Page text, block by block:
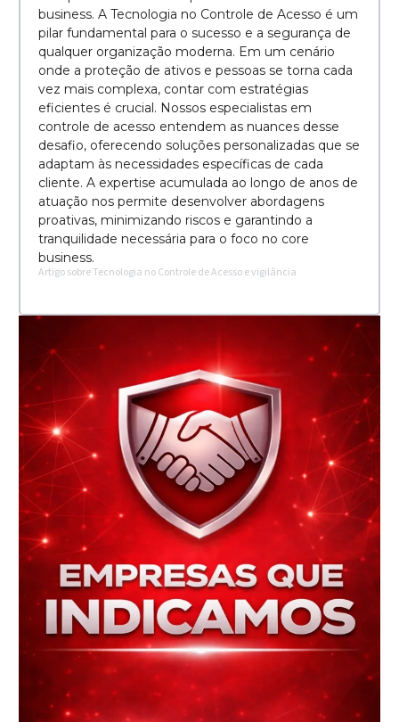
business. A Tecnologia no Controle de Acesso é um
pilar fundamental para o sucesso e a segurança de
qualquer organização moderna. Em um cenário
onde a proteção de ativos e pessoas se torna cada
vez mais complexa, contar com estratégias
eficientes é crucial. Nossos especialistas em
controle de acesso entendem as nuances desse
desafio, oferecendo soluções personalizadas que se
adaptam às necessidades específicas de cada
cliente. A expertise acumulada ao longo de anos de
atuação nos permite desenvolver abordagens
proativas, minimizando riscos e garantindo a
tranquilidade necessária para o foco no core
business.
Artigo sobre Tecnologia no Controle de Acesso e vigilância